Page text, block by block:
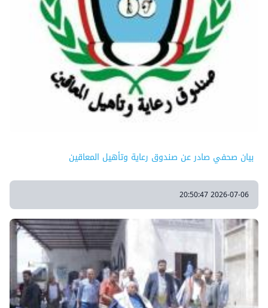
بيان صحفي صادر عن صندوق رعاية وتأهيل المعاقين
2026-07-06 20:50:47